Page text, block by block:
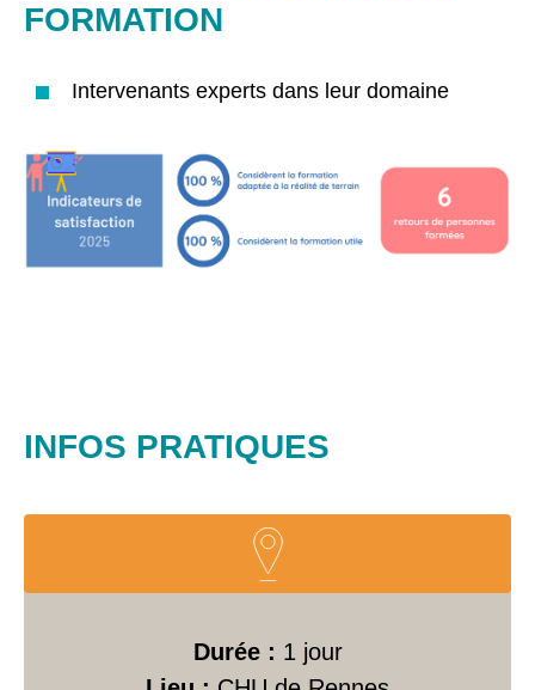
FORMATION
Intervenants experts dans leur domaine
INFOS PRATIQUES
Durée : 1 jour